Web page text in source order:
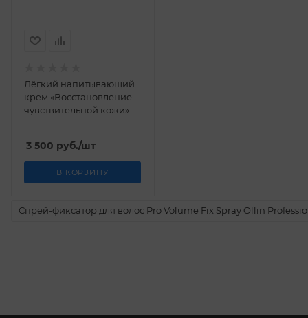
Лёгкий напитывающий
крем «Восстановление
чувствительной кожи»
3 500 руб./шт
В КОРЗИНУ
Спрей-фиксатор для волос Pro Volume Fix Spray Ollin